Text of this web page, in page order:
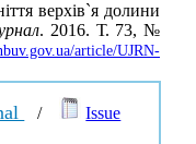
верхів`я долини
. 2016. Т. 73, №
article/UJRN-
/
Issue